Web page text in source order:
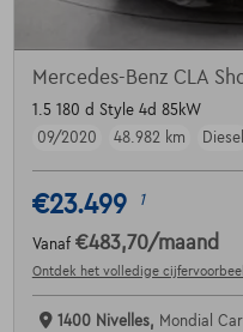
Mercedes-Benz CLA
1.5 180 d Style 4d 85kW
09/2020
48.982 km Diesel
€23.499 1
Vanaf €483,70/maand
Ontdek het volledige
1400 Nivelles, Mondial